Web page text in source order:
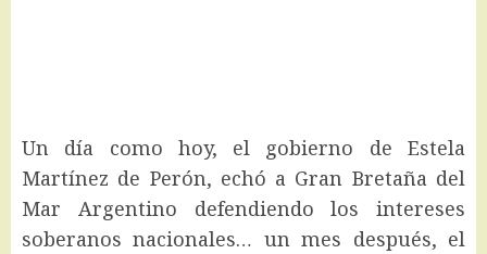
Un día como hoy, el gobierno de Estela
Martínez de Perón, echó a Gran Bretaña del
Mar Argentino defendiendo los intereses
soberanos nacionales… un mes después, el